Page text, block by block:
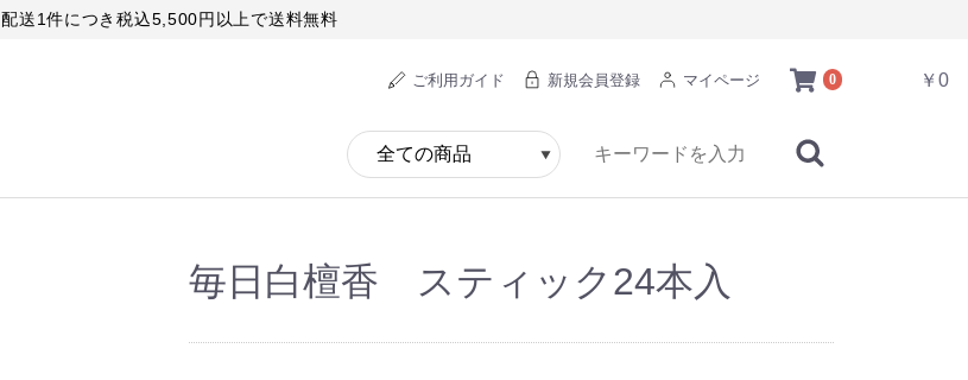
配送1件につき税込5,500円以上で送料無料
0 ￥0
ご利用ガイド 新規会員登録 マイページ
毎日白檀香 スティック24本入